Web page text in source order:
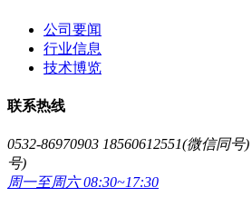
公司要闻
行业信息
技术博览
联系热线
0532-86970903 18560612551(微信同号
号)
周一至周六 08:30~17:30